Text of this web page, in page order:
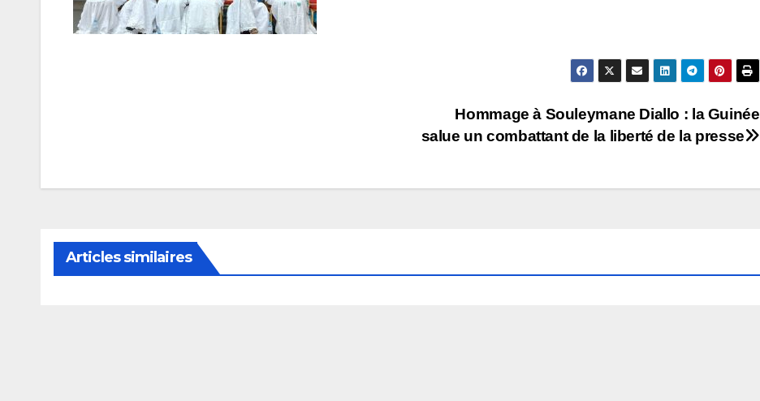
l’article
Hommage à Souleymane Diallo : la Guinée
salue un combattant de la liberté de la presse
Articles similaires